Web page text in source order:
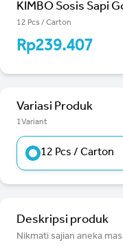
KIMBO Sosis Sapi
12 Pcs / Carton
Rp239.407
Variasi Produk
1Variant
12 Pcs / Carton
Deskripsi produk
Nikmati sajian aneka